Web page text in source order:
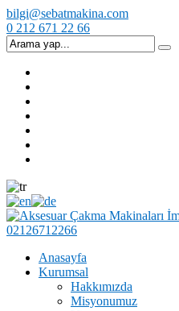
bilgi@sebatmakina.com
0 212 671 22 66
02126712266
Anasayfa
Kurumsal
Hakkımızda
Misyonumuz